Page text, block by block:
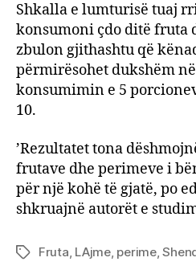
Shkalla e lumturisë tuaj
konsumoni çdo ditë fruta
zbulon gjithashtu që
përmirësohet dukshëm
konsumimin e 5
10.
’Rezultatet tona
frutave dhe perimeve i
për një kohë të gjatë, po
shkruajnë autorët e
TagsFruta LAjme, perime,